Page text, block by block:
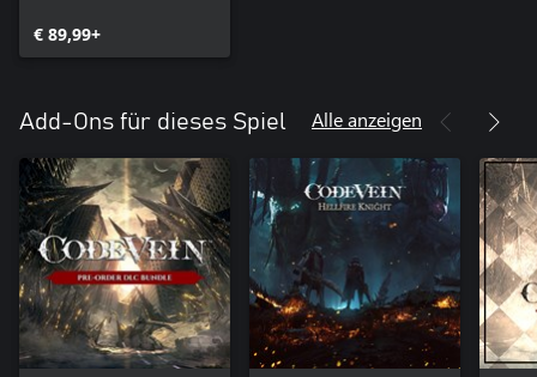
€ 89,99+
Add-Ons für dieses Spiel Alle anzeigen